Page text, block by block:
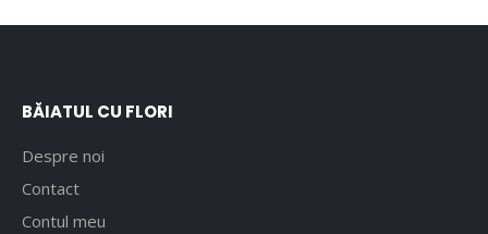
BĂIATUL CU FLORI
Despre noi
Contact
Contul meu